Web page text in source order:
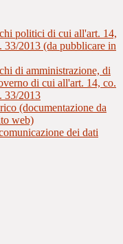
politici di cui all'art. 14,
33/2013 (da pubblicare in
di amministrazione, di
di cui all'art. 14, co.
33/2013
(documentazione da
web)
dei dati